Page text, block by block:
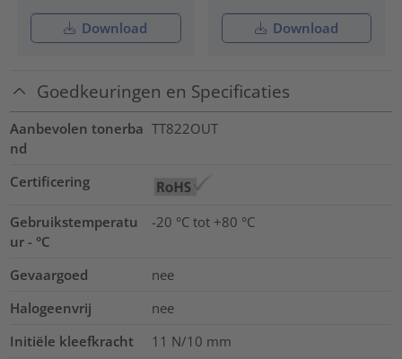
Download Download
Goedkeuringen en Specificaties
Aanbevolen tonerba
nd
TT822OUT
Certificering
Gebruikstemperatu
ur - °C
-20 °C tot +80 °C
Gevaargoed
nee
Halogeenvrij
nee
Initiële kleefkracht
11 N/10 mm